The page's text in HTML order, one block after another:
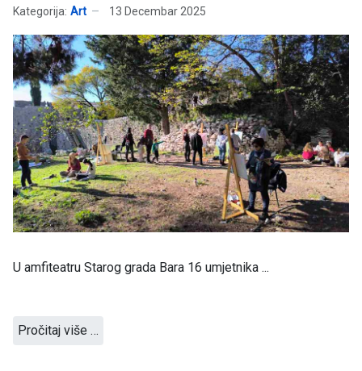
Kategorija: Art 13 Decembar 2025
U amfiteatru Starog grada Bara 16 umjetnika ...
Pročitaj više …